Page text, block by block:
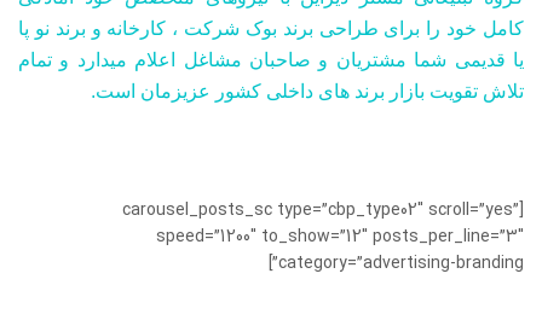
کامل خود را برای طراحی برند بوک شرکت ، کارخانه و برند نو پا
یا قدیمی شما مشتریان و صاحبان مشاغل اعلام میدارد و تمام
تلاش تقویت بازار برند های داخلی کشور عزیزمان است.
[carousel_posts_sc type=”cbp_type02″ scroll=”yes”
speed=”1200″ to_show=”12″ posts_per_line=”3″
category=”advertising-branding”]